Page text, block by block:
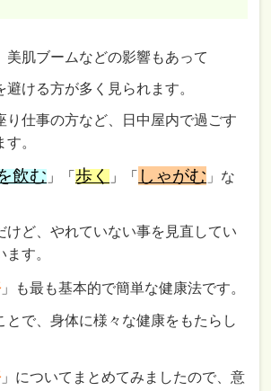
美肌ブームなどの影響もあって
避ける方が多く見られます。
り仕事の方など、日中屋内で過ごす
。
飲む 」「歩く 」「 しゃがむ 」な
けど、やれていない事を見直してい
す。
」も最も基本的で簡単な健康法です。
とで、身体に様々な健康をもたらし
」についてまとめてみましたので、意